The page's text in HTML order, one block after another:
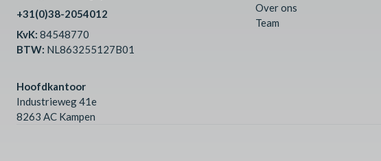
+31(0)38-2054012
KvK: 84548770
BTW: NL863255127B01
Hoofdkantoor
Industrieweg 41e
8263 AC Kampen
Over ons
Team